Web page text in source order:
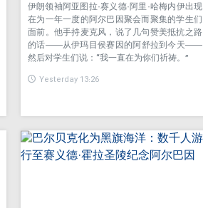
伊朗领袖阿亚图拉·赛义德·阿里·哈梅内伊出现
在为一年一度的阿尔巴因聚会而聚集的学生们
面前。他手持麦克风，说了几句赞美抵抗之路
的话——从伊玛目侯赛因的阿舒拉到今天——
然后对学生们说：“我一直在为你们祈祷。”
Yesterday 13:26